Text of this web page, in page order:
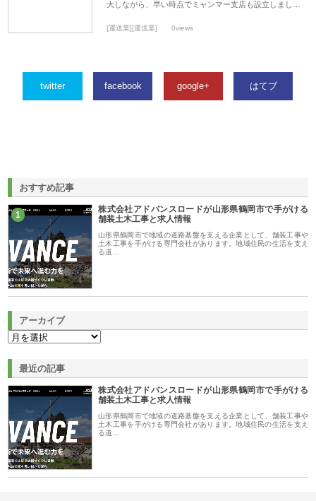
大しながら、早い時点でミャンマー支店も設立しまし…
[運送業][運送業] 0views
twitter facebook google+ はてブ
おすすめ記事
1
株式会社アドバンスロードが山形県鶴岡市で手がける
舗装土木工事と求人情報
山形県鶴岡市で地域の道路基盤を支える企業として、舗装工事や
土木工事を手がける専門会社があります。地域住民の生活を支え
る道…
アーカイブ
最近の記事
株式会社アドバンスロードが山形県鶴岡市で手がける
舗装土木工事と求人情報
山形県鶴岡市で地域の道路基盤を支える企業として、舗装工事や
土木工事を手がける専門会社があります。地域住民の生活を支え
る道…